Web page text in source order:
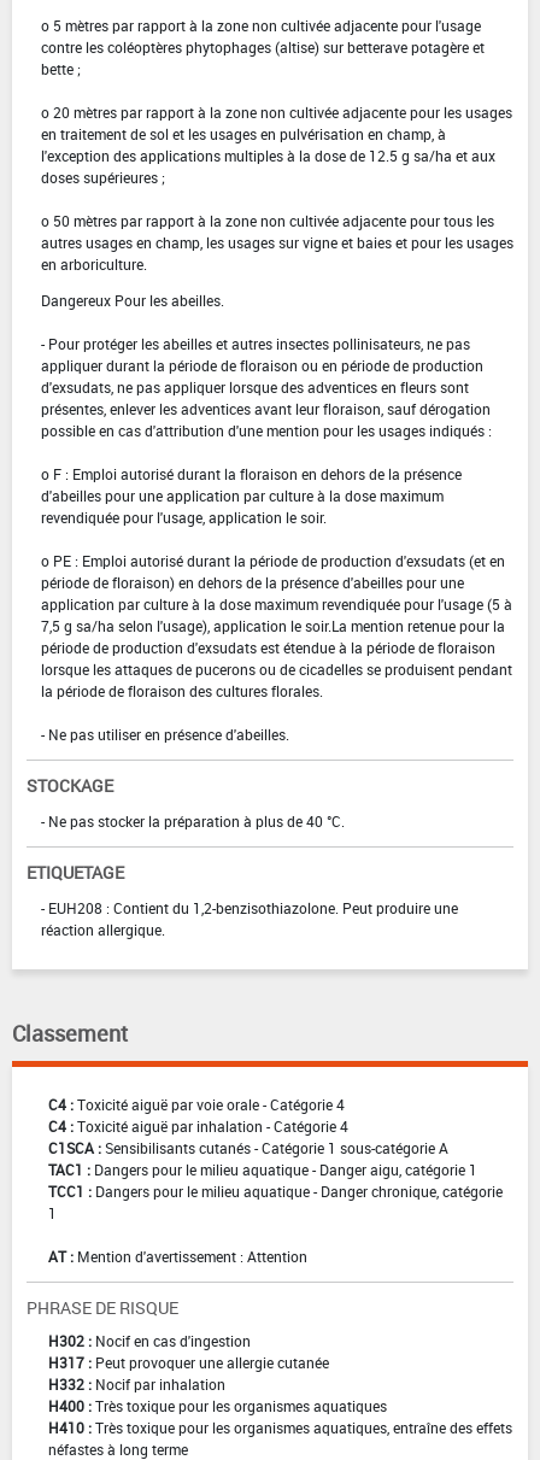
o 5 mètres par rapport à la zone non cultivée adjacente pour l'usage
contre les coléoptères phytophages (altise) sur betterave potagère et
bette ;
o 20 mètres par rapport à la zone non cultivée adjacente pour les usages
en traitement de sol et les usages en pulvérisation en champ, à
l'exception des applications multiples à la dose de 12.5 g sa/ha et aux
doses supérieures ;
o 50 mètres par rapport à la zone non cultivée adjacente pour tous les
autres usages en champ, les usages sur vigne et baies et pour les usages
en arboriculture.
Dangereux Pour les abeilles.
- Pour protéger les abeilles et autres insectes pollinisateurs, ne pas
appliquer durant la période de floraison ou en période de production
d'exsudats, ne pas appliquer lorsque des adventices en fleurs sont
présentes, enlever les adventices avant leur floraison, sauf dérogation
possible en cas d'attribution d'une mention pour les usages indiqués :
o F : Emploi autorisé durant la floraison en dehors de la présence
d'abeilles pour une application par culture à la dose maximum
revendiquée pour l'usage, application le soir.
o PE : Emploi autorisé durant la période de production d'exsudats (et en
période de floraison) en dehors de la présence d'abeilles pour une
application par culture à la dose maximum revendiquée pour l'usage (5 à
7,5 g sa/ha selon l'usage), application le soir.La mention retenue pour la
période de production d'exsudats est étendue à la période de floraison
lorsque les attaques de pucerons ou de cicadelles se produisent pendant
la période de floraison des cultures florales.
- Ne pas utiliser en présence d'abeilles.
STOCKAGE
- Ne pas stocker la préparation à plus de 40 °C.
ETIQUETAGE
- EUH208 : Contient du 1,2-benzisothiazolone. Peut produire une
réaction allergique.
Classement
C4 :Toxicité aiguë par voie orale - Catégorie 4
C4 :Toxicité aiguë par inhalation - Catégorie 4
C1SCA :Sensibilisants cutanés - Catégorie 1 sous-catégorie A
TAC1 : Dangers pour le milieu aquatique - Danger aigu, catégorie 1
TCC1 : Dangers pour le milieu aquatique - Danger chronique, catégorie
1
AT : Mention d'avertissement : Attention
PHRASE DE RISQUE
H302 : Nocif en cas d'ingestion
H317 : Peut provoquer une allergie cutanée
H332 : Nocif par inhalation
H400 :Très toxique pour les organismes aquatiques
H410 :Très toxique pour les organismes aquatiques, entraîne des effets
néfastes à long terme